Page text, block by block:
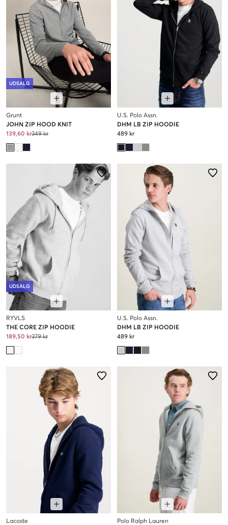
UDSALG
Grunt
JOHN ZIP HOOD KNIT
139,60 kr349 kr
U.S. Polo Assn.
DHM LB ZIP HOODIE
489 kr
UDSALG
RYVLS
THE CORE ZIP HOODIE
189,50 kr379 kr
U.S. Polo Assn.
DHM LB ZIP HOODIE
489 kr
Lacoste Polo Ralph Lauren